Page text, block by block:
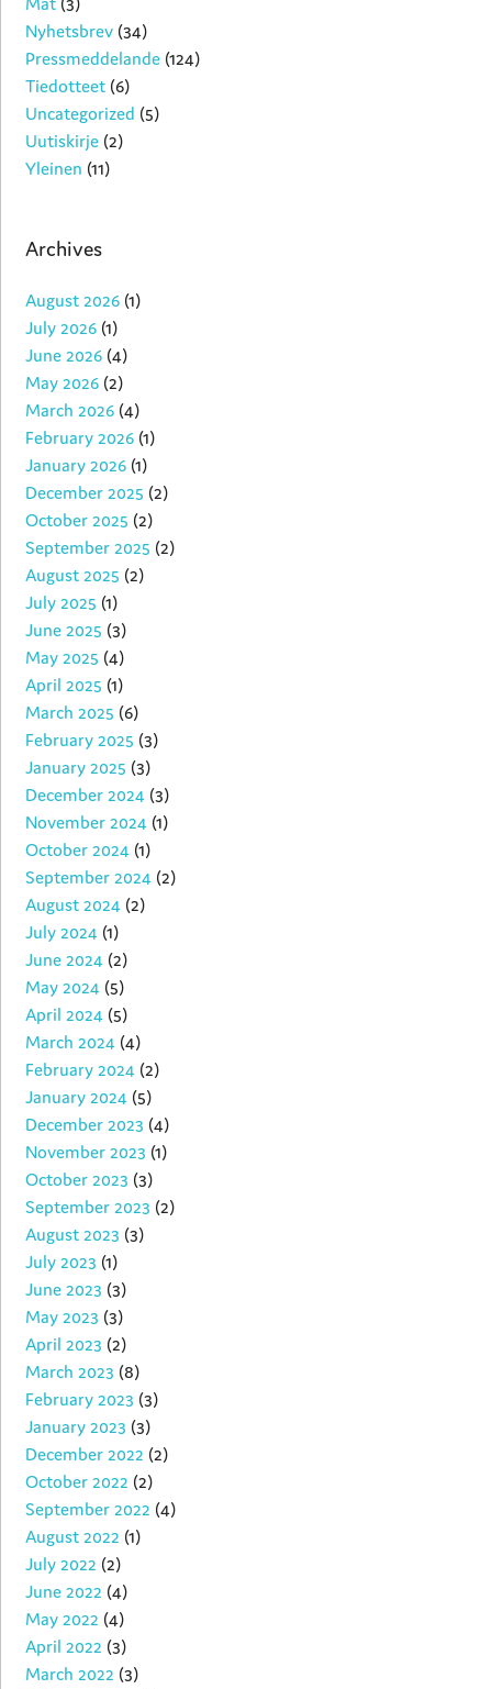
Nyhetsbrev (34)
Pressmeddelande (124)
Tiedotteet (6)
Uncategorized (5)
Uutiskirje (2)
Yleinen (11)
Archives
August 2026 (1)
July 2026 (1)
June 2026 (4)
May 2026 (2)
March 2026 (4)
February 2026 (1)
January 2026 (1)
December 2025 (2)
October 2025 (2)
September 2025 (2)
August 2025 (2)
July 2025 (1)
June 2025 (3)
May 2025 (4)
April 2025 (1)
March 2025 (6)
February 2025 (3)
January 2025 (3)
December 2024 (3)
November 2024 (1)
October 2024 (1)
September 2024 (2)
August 2024 (2)
July 2024 (1)
June 2024 (2)
May 2024 (5)
April 2024 (5)
March 2024 (4)
February 2024 (2)
January 2024 (5)
December 2023 (4)
November 2023 (1)
October 2023 (3)
September 2023 (2)
August 2023 (3)
July 2023 (1)
June 2023 (3)
May 2023 (3)
April 2023 (2)
March 2023 (8)
February 2023 (3)
January 2023 (3)
December 2022 (2)
October 2022 (2)
September 2022 (4)
August 2022 (1)
July 2022 (2)
June 2022 (4)
May 2022 (4)
April 2022 (3)
March 2022 (3)